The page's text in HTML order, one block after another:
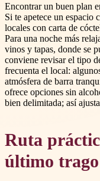
Encontrar un buen plan
Si te apetece un espacio
locales con carta de
Para una noche más
vinos y tapas, donde se
conviene revisar el tipo
frecuenta el local:
atmósfera de barra
ofrece opciones sin
bien delimitada; así
Ruta
último trago